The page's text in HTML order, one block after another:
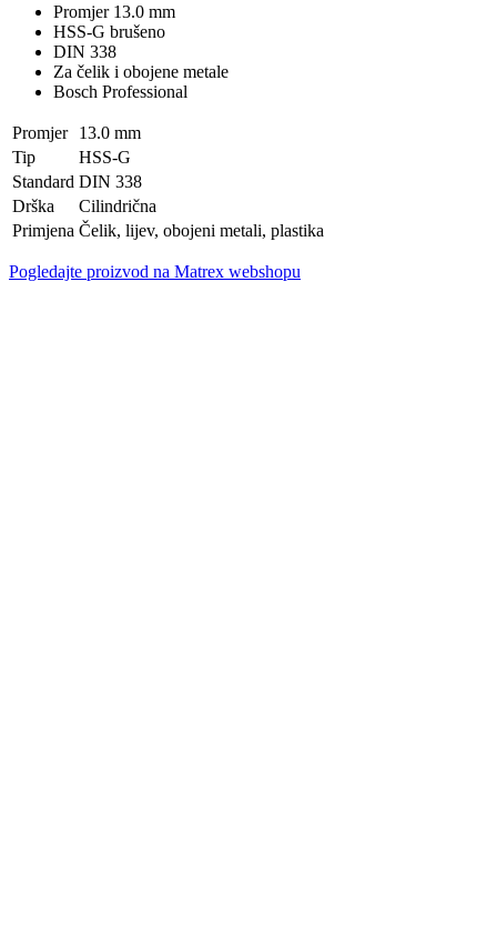
Promjer 13.0 mm
HSS-G brušeno
DIN 338
Za čelik i obojene metale
Bosch Professional
Promjer
13.0 mm
Tip
HSS-G
Standard DIN 338
Drška
Cilindrična
Primjena Čelik, lijev, obojeni metali, plastika
Pogledajte proizvod na Matrex webshopu